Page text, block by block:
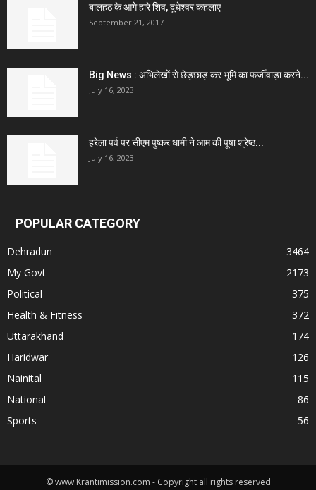
बालहठ के आगे हारे शिव, दूधेश्वर कहलाए
September 21, 2017
Big News : अभिलेखों से छेड़छाड़ कर भूमि का फर्जीवाड़ा करने...
July 16, 2023
हरेला पर्व पर सीएम पुष्कर धामी ने आम की पूषा श्रेष्ठ...
July 16, 2023
POPULAR CATEGORY
Dehradun
3464
My Govt
2173
Political
375
Health & Fitness
372
Uttarakhand
174
Haridwar
126
Nainital
115
National
86
Sports
56
© www.Krantimission.com - Copyright all rights reserved